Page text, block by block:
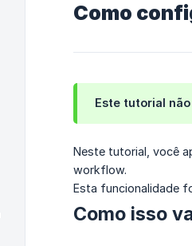
Como
Este tutorial
Neste tutorial, você
workflow.
Esta funcionalidade
Como isso